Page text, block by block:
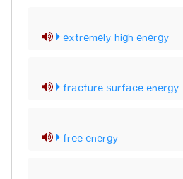
extremely high energy
fracture surface energy
free energy